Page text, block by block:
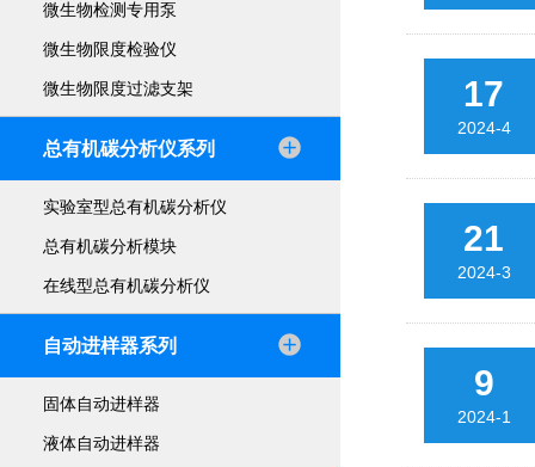
微生物检测专用泵
微生物限度检验仪
微生物限度过滤支架
总有机碳分析仪系列
实验室型总有机碳分析仪
总有机碳分析模块
在线型总有机碳分析仪
自动进样器系列
固体自动进样器
液体自动进样器
17
2024-4
21
2024-3
9
2024-1